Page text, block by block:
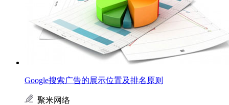
Google搜索广告的展示位置及排名原则
聚米网络